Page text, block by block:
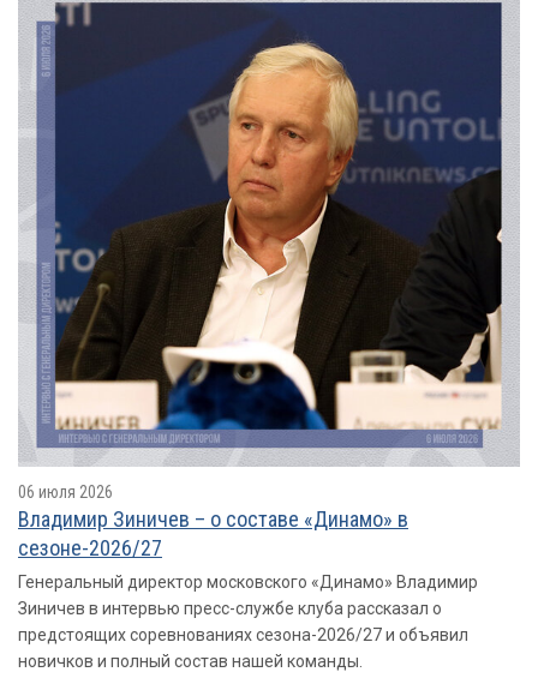
06 июля 2026
Владимир Зиничев – о составе «Динамо» в
сезоне-2026/27
Генеральный директор московского «Динамо» Владимир
Зиничев в интервью пресс-службе клуба рассказал о
предстоящих соревнованиях сезона-2026/27 и объявил
новичков и полный состав нашей команды.